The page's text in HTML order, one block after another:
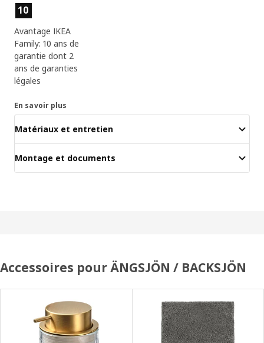
Caractéristiques du produit
10
Avantage IKEA
Family: 10 ans de
garantie dont 2
ans de garanties
légales
En savoir plus
Matériaux et entretien
Montage et documents
Accessoires pour ÄNGSJÖN / BACKSJÖN